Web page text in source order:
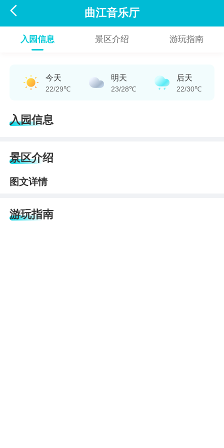
 曲江音乐厅
入园信息 景区介绍 游玩指南
今天
22/29℃
明天
23/28℃
后天
22/30℃
入园信息
景区介绍
图文详情
游玩指南